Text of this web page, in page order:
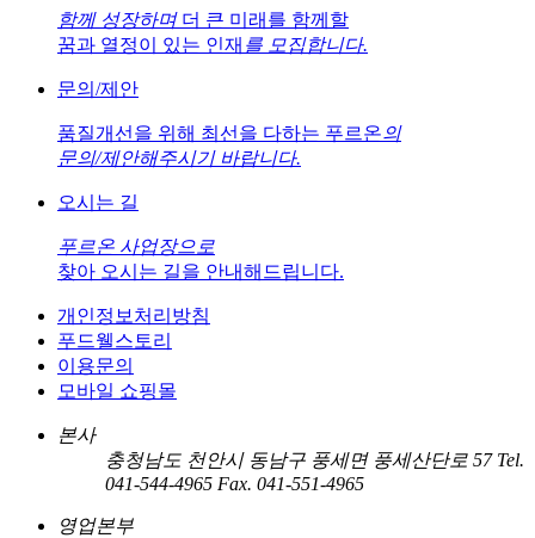
함께 성장하며 더 큰 미래를 함께할
꿈과 열정이 있는 인재 를 모집합니다.
문의/제안
품질개선을 위해 최선을 다하는 푸르온의
문의/제안해주시기 바랍니다.
오시는 길
푸르온 사업장으로
찾아 오시는 길을 안내해드립니다.
개인정보처리방침
푸드웰스토리
이용문의
모바일 쇼핑몰
본사
충청남도 천안시 동남구 풍세면 풍세산단로 57 Tel.
041-544-4965 Fax. 041-551-4965
영업본부